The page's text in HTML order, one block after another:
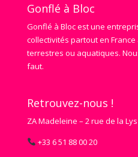
Gonflé à Bloc
Gonflé à Bloc est une
collectivités partout en
terrestres ou aquatiques.
faut.
Retrouvez-nous !
ZA Madeleine – 2 rue de la
+33 6 51 88 00 20